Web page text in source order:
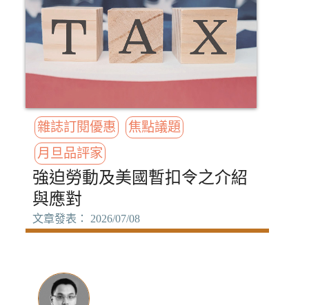
雜誌訂閱優惠
焦點議題
月旦品評家
強迫勞動及美國暫扣令之介紹
與應對
文章發表： 2026/07/08